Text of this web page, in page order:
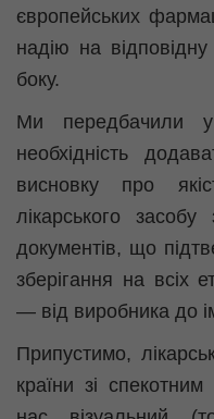
європейських
надію на
боку.
Ми передбачили
необхідність
висновку про
лікарського засобу
документів, що
зберігання на всіх
— від виробника до
Припустимо,
країни зі